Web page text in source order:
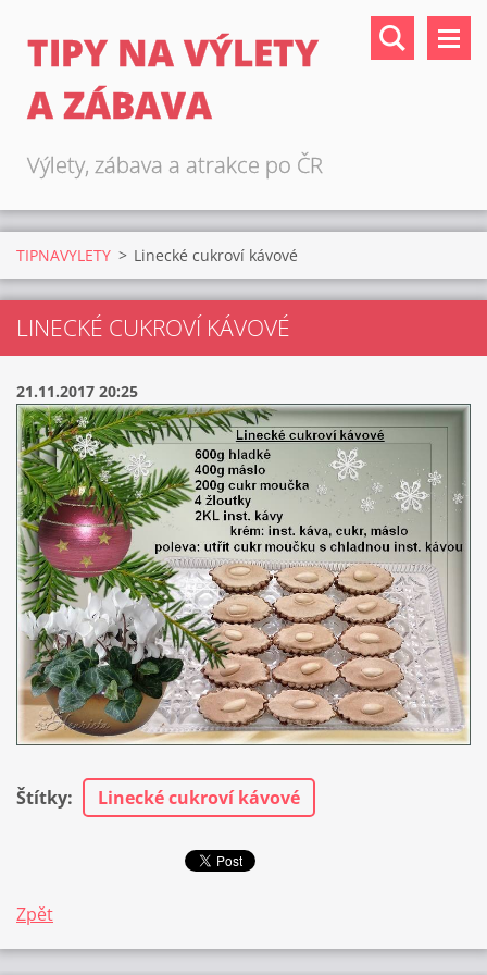
TIPY NA VÝLETY
A ZÁBAVA
Výlety, zábava a atrakce po ČR
TIPNAVYLETY > Linecké cukroví kávové
LINECKÉ CUKROVÍ KÁVOVÉ
21.11.2017 20:25
Štítky: Linecké cukroví kávové
Zpět